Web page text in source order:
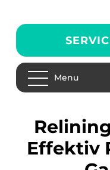
Menu
Relining i Stockholm:
Effektiv